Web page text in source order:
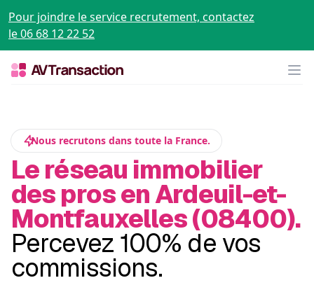
Pour joindre le service recrutement, contactez
le 06 68 12 22 52
Nous recrutons dans toute la France.
Le réseau immobilier
des pros en Ardeuil-et-
Montfauxelles (08400).
Percevez 100% de vos
commissions.